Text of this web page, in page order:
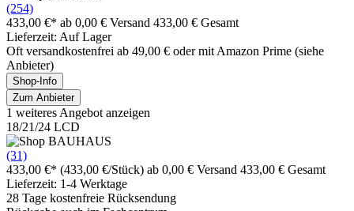
(254)
433,00 €* ab 0,00 € Versand 433,00 € Gesamt
Lieferzeit: Auf Lager
Oft versandkostenfrei ab 49,00 € oder mit Amazon Prime (siehe
Anbieter)
Shop-Info
Zum Anbieter
1 weiteres Angebot anzeigen
18/21/24 LCD
(31)
433,00 €* (433,00 €/Stück) ab 0,00 € Versand 433,00 € Gesamt
Lieferzeit: 1-4 Werktage
28 Tage kostenfreie Rücksendung